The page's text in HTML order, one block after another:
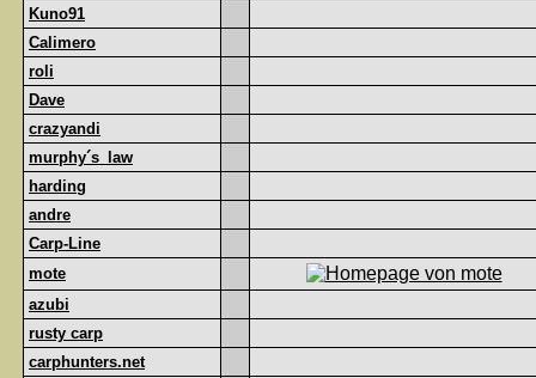
Kuno91
Calimero
roli
Dave
crazyandi
murphy´s_law
harding
andre
Carp-Line
mote
azubi
rusty carp
carphunters.net